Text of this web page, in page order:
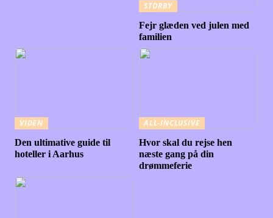
STORBY
Fejr glæden ved julen med
familien
VIDEN
Den ultimative guide til
hoteller i Aarhus
ALL-INCLUSIVE
Hvor skal du rejse hen
næste gang på din
drømmeferie